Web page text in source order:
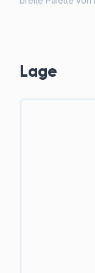
Lage